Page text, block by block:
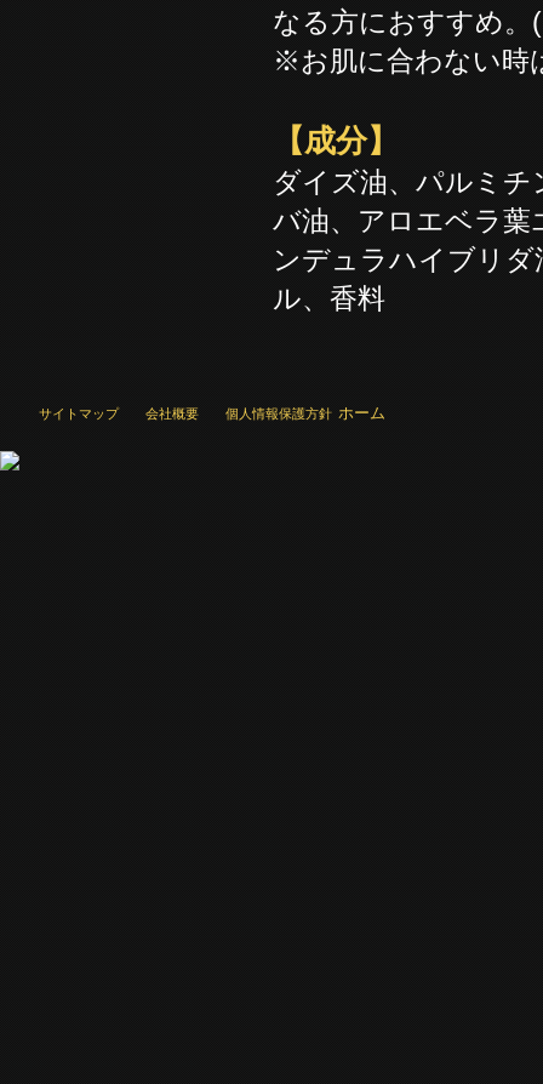
なる方におすすめ
※お肌に合わない時
【成分】
ダイズ油、パルミ
バ油、アロエベラ
ンデュラハイブリ
ル、香料
ホーム
サイトマップ 会社概要 個人情報保護方針